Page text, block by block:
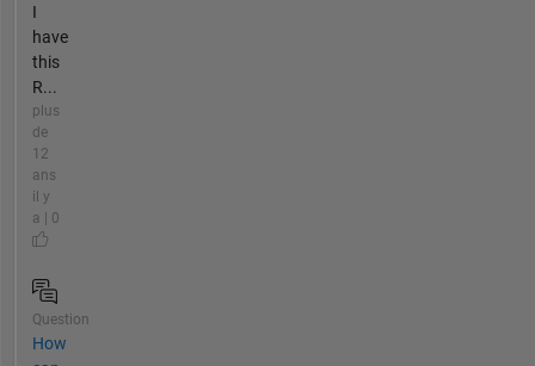
I
have
this
R...
plus
de
12
ans
il y
a | 0
Question
How